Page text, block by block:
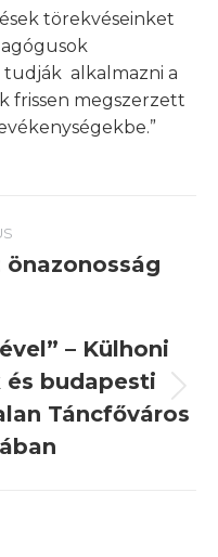
törekvéseinket
alkalmazni a
frissen megszerzett
önazonosság
– Külhoni
és budapesti
Táncfőváros